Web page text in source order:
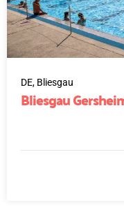
DE, Bliesgau
Bliesgau